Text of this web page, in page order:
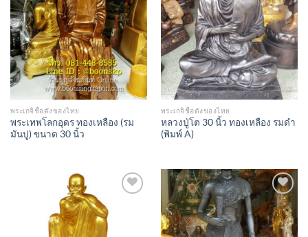
Add to
Wishlist
พระเกจิชื่อดังของไทย
พระเทพโลกอุดร ทองเหลือง (รม
มันปู) ขนาด 30 นิ้ว
Add to
Wishlist
พระเกจิชื่อดังของไทย
หลวงปู่โต 30 นิ้ว ทองเหลือง รมดำ
(พิมพ์ A)
Add to
Wishlist